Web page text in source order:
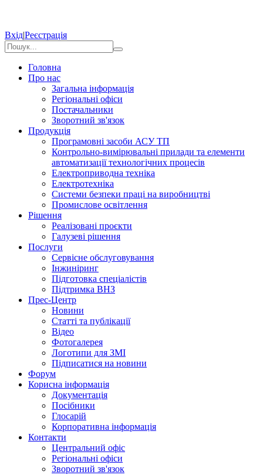
Вхід|Реєстрація
Головна
Про нас
Загальна інформація
Регіональні офіси
Постачальники
Зворотний зв'язок
Продукція
Програмовні засоби АСУ ТП
Контрольно-вимірювальні прилади та елементи
автоматизації технологічних процесів
Електроприводна техніка
Електротехніка
Системи безпеки праці на виробництві
Промислове освітлення
Рішення
Реалізовані проєкти
Галузеві рішення
Послуги
Сервісне обслуговування
Інжиніринг
Підготовка спеціалістів
Підтримка ВНЗ
Прес-Центр
Новини
Статті та публікації
Відео
Фотогалерея
Логотипи для ЗМІ
Підписатися на новини
Форум
Корисна інформація
Документація
Посібники
Глосарій
Корпоративна інформація
Контакти
Центральний офіс
Регіональні офіси
Зворотний зв'язок